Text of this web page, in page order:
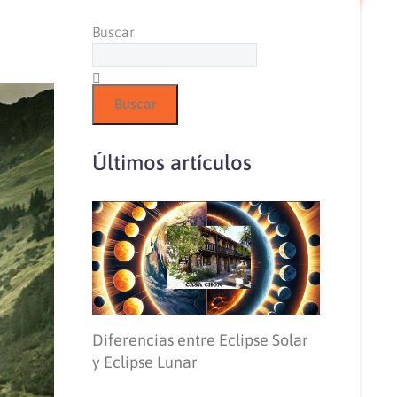
Buscar
Buscar
Últimos artículos
Diferencias entre Eclipse Solar
y Eclipse Lunar